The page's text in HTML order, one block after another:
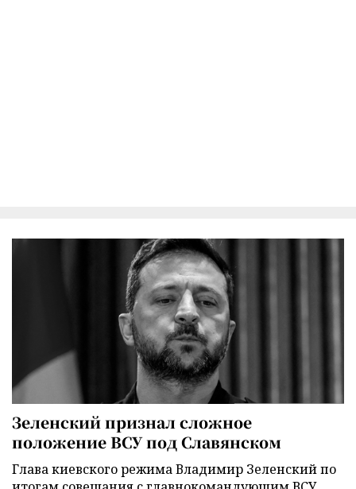
Зеленский признал сложное
положение ВСУ под Славянском
Глава киевского режима Владимир Зеленский по